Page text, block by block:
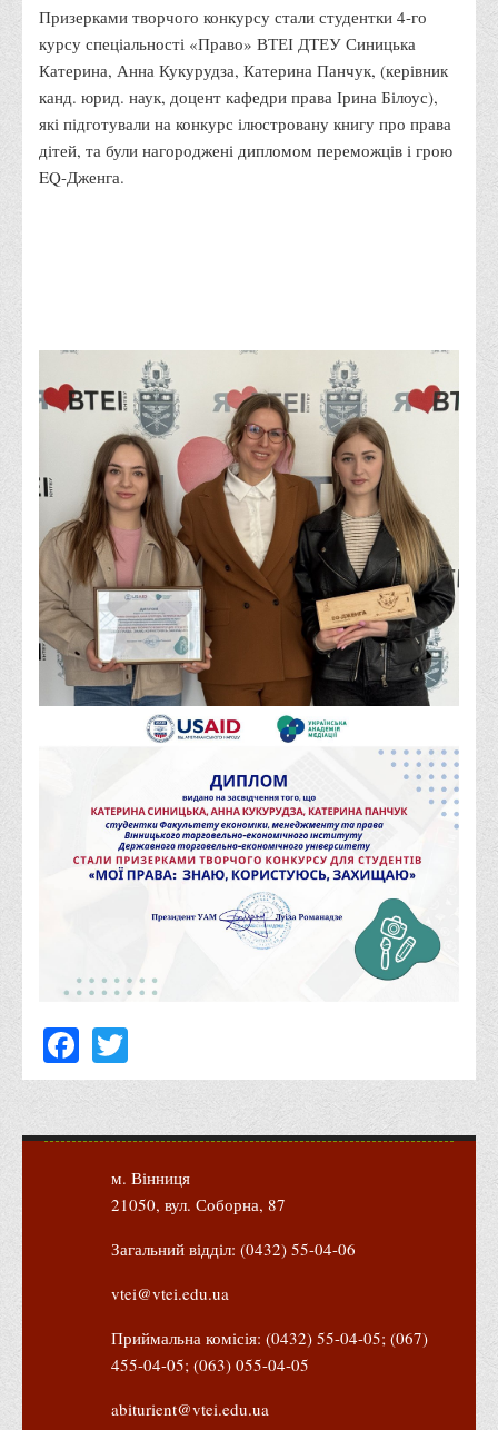
Обліково-фінансовий
Торгівлі, маркетингу та сфери обслуговування
Економіки, менеджменту та права
Кафедри
Маркетингу та реклами
Менеджменту та публічного управління
Інноваційної економіки та цифрових технологій
Психології
Права
Обліку та оподаткування
Фінансів
Іноземної філології та перекладу
Відділи
Реклами та зв'язків з громадськістю
Наукової роботи та міжнародної співпраці
Здобутки студентів
Матеріали наукових конференцій та вебінарів
Міжнародна діяльність
Закордонні партнери
Програми подвійного диплому
Програми стажування (міжнародна практика)
Міжнародні проєкти
Навчально-методичний
З організації виховної та культурно-мистецької роботи
студентів
Редакційно-видавничий
Розвитку кар’єри
розвитку
Грантових проєктів
Грантові проєкти ВТЕІ ДТЕУ
Підтримки технологій та інновацій (TISC)
Призерками творчого конкурсу стали студентки 4-го
курсу спеціальності «Право» ВТЕІ ДТЕУ Синицька
Катерина, Анна Кукурудза, Катерина Панчук, (керівник
канд. юрид. наук, доцент кафедри права Ірина Білоус),
які підготували на конкурс ілюстровану книгу про права
дітей, та були нагороджені дипломом переможців і грою
EQ-Дженга.
Facebook
м. Вінниця
21050, вул. Соборна, 87
Загальний відділ: (0432) 55-04-06
vtei@vtei.edu.ua
Приймальна комісія: (0432) 55-04-05; (067)
455-04-05; (063) 055-04-05
abiturient@vtei.edu.ua